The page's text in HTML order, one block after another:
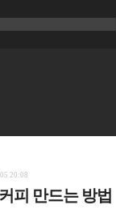
20:08
피 만드는 방법